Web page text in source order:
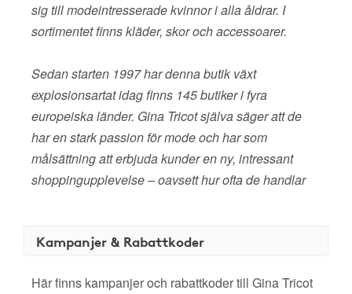
sig till modeintresserade kvinnor i alla åldrar. I
sortimentet finns kläder, skor och accessoarer.
Sedan starten 1997 har denna butik växt
explosionsartat idag finns 145 butiker i fyra
europeiska länder. Gina Tricot själva säger att de
har en stark passion för mode och har som
målsättning att erbjuda kunder en ny, intressant
shoppingupplevelse – oavsett hur ofta de handlar
Kampanjer & Rabattkoder
Här finns kampanjer och rabattkoder till Gina Tricot